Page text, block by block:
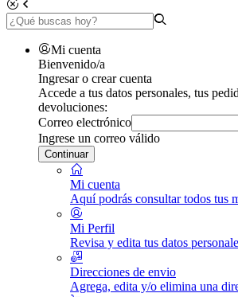
Mi cuenta
Bienvenido/a
Ingresar o crear cuenta
Accede a tus datos personales, tus
devoluciones:
Correo electrónico
Ingrese un correo válido
Continuar
Mi cuenta
Aquí podrás consultar todos tus
Mi Perfil
Revisa y edita tus datos
Direcciones de envio
Agrega, edita y/o elimina una